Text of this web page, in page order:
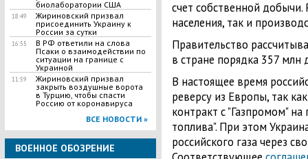
биолаборатории США
18:49
Жириновский призвал
присоединить Украину к
России за сутки
16:55
В РФ ответили на слова
Псаки о взаимодействии по
ситуации на границе с
Украиной
11:59
Жириновский призвал
закрыть воздушные ворота
в Турцию, чтобы спасти
Россию от коронавируса
ВСЕ НОВОСТИ »
ВОЕННОЕ ОБОЗРЕНИЕ
счет собственной добычи.
населения, так и
Правительство
в стране порядка 357 млн
В настоящее время
реверсу из Европы, так
контракт с "Газпромом"
топлива". При этом
российского газа через